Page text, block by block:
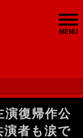
MENU
演復帰作公
者も涙で